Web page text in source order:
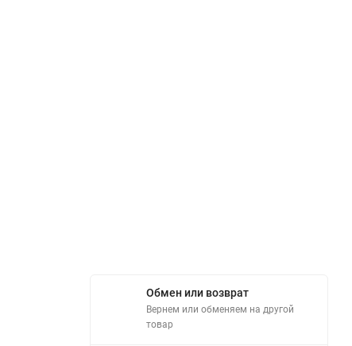
Обмен или возврат
Вернем или обменяем на другой
товар